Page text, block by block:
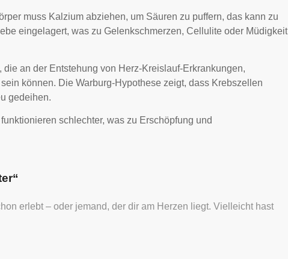
muss Kalzium abziehen, um Säuren zu puffern, das kann zu
eingelagert, was zu Gelenkschmerzen, Cellulite oder Müdigkeit
an der Entstehung von Herz-Kreislauf-Erkrankungen,
können. Die Warburg-Hypothese zeigt, dass Krebszellen
gedeihen.
schlechter, was zu Erschöpfung und
erlebt – oder jemand, der dir am Herzen liegt. Vielleicht hast